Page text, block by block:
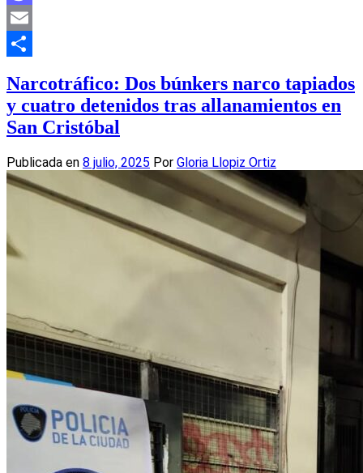
Mastodon
Email
Narcotráfico: Dos búnkers narco tapiados
y cuatro detenidos tras allanamientos en
San Cristóbal
Publicada en 8 julio, 2025 Por Gloria Llopiz Ortiz